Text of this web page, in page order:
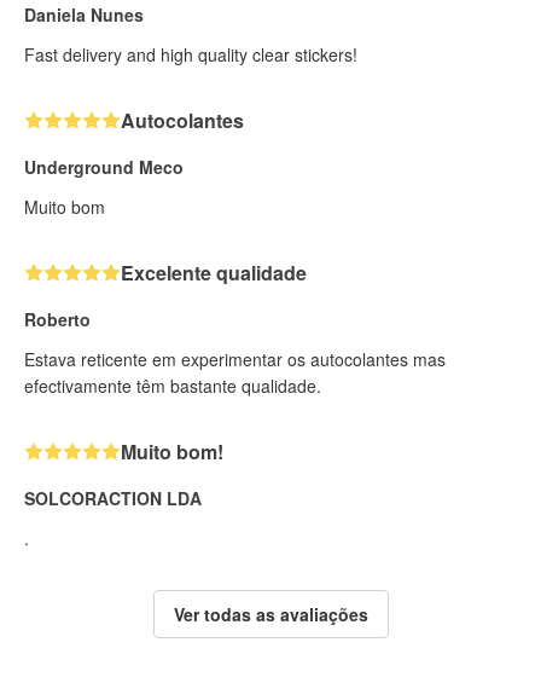
Daniela Nunes
Fast delivery and high quality clear stickers!
Autocolantes
Underground Meco
Muito bom
Excelente qualidade
Roberto
Estava reticente em experimentar os autocolantes mas
efectivamente têm bastante qualidade.
Muito bom!
SOLCORACTION LDA
.
Ver todas as avaliações